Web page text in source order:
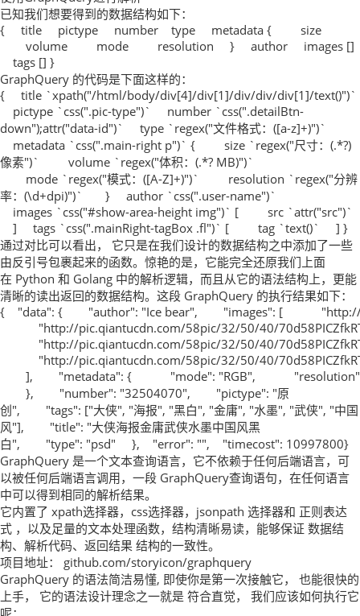
已知我们想要得到的数据结构如下：
{ title pictype number type metadata { size
volume mode resolution } author images []
tags [] }
GraphQuery 的代码是下面这样的：
{ title `xpath("/html/body/div[4]/div[1]/div/div/div[1]/text()")`
pictype `css(".pic-type")` number `css(".detailBtn-
down");attr("data-id")` type `regex("文件格式：([a-z]+)")`
metadata `css(".main-right p")` { size `regex("尺寸：(.*?)
像素")` volume `regex("体积：(.*? MB)")`
mode `regex("模式：([A-Z]+)")` resolution `regex("分辨
率：(\d+dpi)")` } author `css(".user-name")`
images `css("#show-area-height img")` [ src `attr("src")`
] tags `css(".mainRight-tagBox .fl")` [ tag `text()` ] }
通过对比可以看出， 它只是在我们设计的数据结构之中添加了一些
由反引号包裹起来的函数。惊艳的是，它能完全还原我们上面
在 Python 和 Golang 中的解析逻辑，而且从它的语法结构上，更能
清晰的读出返回的数据结构。这段 GraphQuery 的执行结果如下：
{ "data": { "author": "Ice bear", "images": [ "http://
"http://pic.qiantucdn.com/58pic/32/50/40/
"http://pic.qiantucdn.com/58pic/32/50/40/
"http://pic.qiantucdn.com/58pic/32/50/40/
], "metadata": { "mode": "RGB", "resolution":
}, "number": "32504070", "pictype": "原
创", "tags": ["大侠", "海报", "黑白", "金庸", "水墨", "武侠", "中国
风"], "title": "大侠海报金庸武侠水墨中国风黑
白", "type": "psd" }, "error": "", "timecost": 10997800}
GraphQuery 是一个文本查询语言，它不依赖于任何后端语言，可
以被任何后端语言调用，一段 GraphQuery查询语句，在任何语言
中可以得到相同的解析结果。
它内置了 xpath选择器，css选择器，jsonpath 选择器和 正则表达
式 ，以及足量的文本处理函数，结构清晰易读，能够保证 数据结
构、解析代码、返回结果 结构的一致性。
项目地址： github.com/storyicon/graphquery
GraphQuery 的语法简洁易懂, 即使你是第一次接触它， 也能很快的
上手， 它的语法设计理念之一就是 符合直觉， 我们应该如何执行它